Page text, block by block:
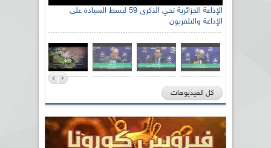
الإذاعة الجزائرية تحي الذكرى 59 لبسط السيادة على
الإذاعة والتلفزيون
كل الفيديوهات